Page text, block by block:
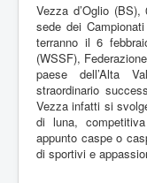
Vezza d’Oglio
sede dei
terranno il 6
(WSSF),
paese dell’Alta
straordinario
Vezza infatti si
di luna,
appunto caspe o
di sportivi e